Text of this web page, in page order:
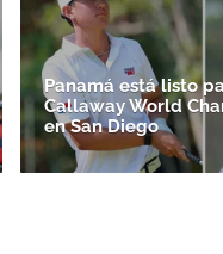
Panamá está listo
Callaway World
en San Diego